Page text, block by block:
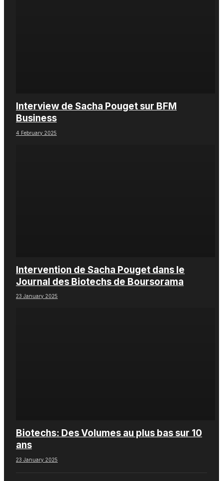
Interview de Sacha Pouget sur BFM
Business
4 February 2025
Intervention de Sacha Pouget dans le
Journal des Biotechs de Boursorama
23 January 2025
Biotechs: Des Volumes au plus bas sur 10
ans
23 January 2025